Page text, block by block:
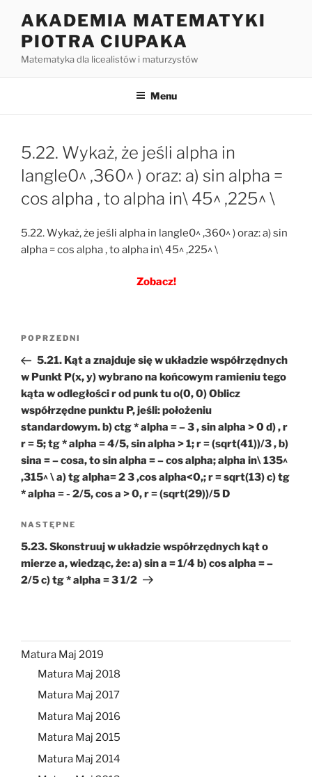
treści
AKADEMIA MATEMATYKI
PIOTRA CIUPAKA
Matematyka dla licealistów i maturzystów
Menu
5.22. Wykaż, że jeśli alpha in
langle0^ ,360^ ) oraz: a) sin alpha =
cos alpha , to alpha in\ 45^ ,225^ \
5.22. Wykaż, że jeśli alpha in langle0^ ,360^ ) oraz: a) sin
alpha = cos alpha , to alpha in\ 45^ ,225^ \
Zobacz!
Nawigacja
Poprzedni
wpis
POPRZEDNI
5.21. Kąt a znajduje się w układzie współrzędnych
w Punkt P(x, y) wybrano na końcowym ramieniu tego
kąta w odległości r od punk tu o(0, 0) Oblicz
współrzędne punktu P, jeśli: położeniu
standardowym. b) ctg * alpha = – 3 , sin alpha > 0 d) , r
r = 5; tg * alpha = 4/5, sin alpha > 1; r = (sqrt(41))/3 , b)
sina = – cosa, to sin alpha = – cos alpha; alpha in\ 135^
,315^ \ a) tg alpha= 2 3 ,cos alpha<0,; r = sqrt(13) c) tg
* alpha = - 2/5, cos a > 0, r = (sqrt(29))/5 D
Następny
wpis
NASTĘPNE
5.23. Skonstruuj w układzie współrzędnych kąt o
mierze a, wiedząc, że: a) sin a = 1/4 b) cos alpha = –
2/5 c) tg * alpha = 3 1/2
Matura Maj 2019
Matura Maj 2018
Matura Maj 2017
Matura Maj 2016
Matura Maj 2015
Matura Maj 2014